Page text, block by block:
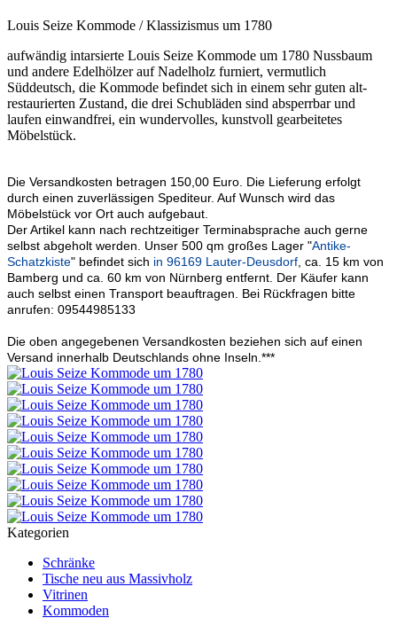
Louis Seize Kommode / Klassizismus um 1780
aufwändig intarsierte Louis Seize Kommode um 1780 Nussbaum
und andere Edelhölzer auf Nadelholz furniert, vermutlich
Süddeutsch, die Kommode befindet sich in einem sehr guten alt-
restaurierten Zustand, die drei Schubläden sind absperrbar und
laufen einwandfrei, ein wundervolles, kunstvoll gearbeitetes
Möbelstück.
Die Versandkosten betragen 150,00 Euro. Die Lieferung erfolgt
durch einen zuverlässigen Spediteur. Auf Wunsch wird das
Möbelstück vor Ort auch aufgebaut.
Der Artikel kann nach rechtzeitiger Terminabsprache auch gerne
selbst abgeholt werden. Unser 500 qm großes Lager "Antike-
Schatzkiste" befindet sich in 96169 Lauter-Deusdorf, ca. 15 km von
Bamberg und ca. 60 km von Nürnberg entfernt. Der Käufer kann
auch selbst einen Transport beauftragen. Bei Rückfragen bitte
anrufen: 09544985133
Die oben angegebenen Versandkosten beziehen sich auf einen
Versand innerhalb Deutschlands ohne Inseln.***
Kategorien
Schränke
Tische neu aus Massivholz
Vitrinen
Kommoden